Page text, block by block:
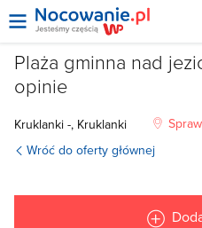
Plaża gminna nad
opinie
Kruklanki -, Kruklanki
Wróć do oferty głównej